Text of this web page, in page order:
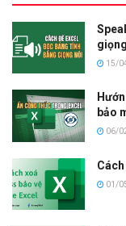
15/
bảo
06/
01/